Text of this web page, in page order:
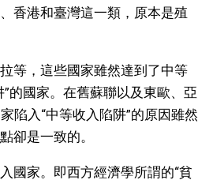
香港和臺灣這一類，原本是殖
等，這些國家雖然達到了中等
的國家。在舊蘇聯以及東歐、亞
陷入“中等收入陷阱”的原因雖然
卻是一致的。
國家。即西方經濟學所謂的“貧